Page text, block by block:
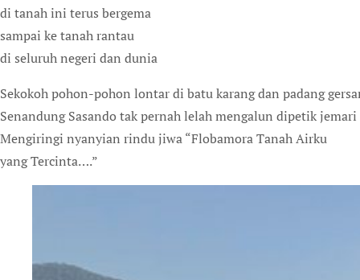
di tanah ini terus bergema
sampai ke tanah rantau
di seluruh negeri dan dunia
Sekokoh pohon-pohon lontar di batu karang dan padang
Senandung Sasando tak pernah lelah mengalun dipetik
Mengiringi nyanyian rindu jiwa “Flobamora Tanah Airku
yang Tercinta….”